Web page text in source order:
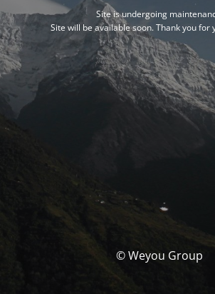
Site is undergoing
Site will be available soon. Thank you for
© Weyou Group